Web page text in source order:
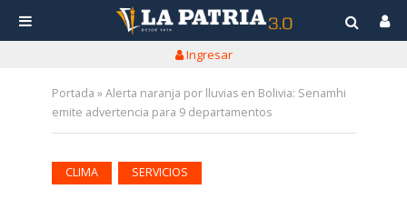
Ingresar
Portada »Alerta naranja por lluvias en Bolivia: Senamhi
emite advertencia para 9 departamentos
CLIMA SERVICIOS